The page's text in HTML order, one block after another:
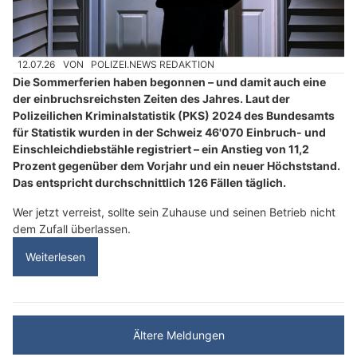
12.07.26 VON POLIZEI.NEWS REDAKTION
Die Sommerferien haben begonnen – und damit auch eine
der einbruchsreichsten Zeiten des Jahres. Laut der
Polizeilichen Kriminalstatistik (PKS) 2024 des Bundesamts
für Statistik wurden in der Schweiz 46'070 Einbruch- und
Einschleichdiebstähle registriert – ein Anstieg von 11,2
Prozent gegenüber dem Vorjahr und ein neuer Höchststand.
Das entspricht durchschnittlich 126 Fällen täglich.
Wer jetzt verreist, sollte sein Zuhause und seinen Betrieb nicht
dem Zufall überlassen.
Weiterlesen
Ältere Meldungen